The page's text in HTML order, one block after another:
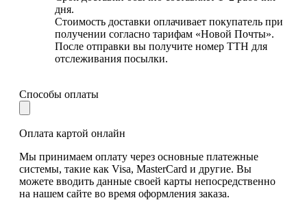
дня.
Стоимость доставки оплачивает покупатель при
получении согласно тарифам «Новой Почты».
После отправки вы получите номер ТТН для
отслеживания посылки.
Способы оплаты
Оплата картой онлайн
Мы принимаем оплату через основные платежные
системы, такие как Visa, MasterCard и другие. Вы
можете вводить данные своей карты непосредственно
на нашем сайте во время оформления заказа.